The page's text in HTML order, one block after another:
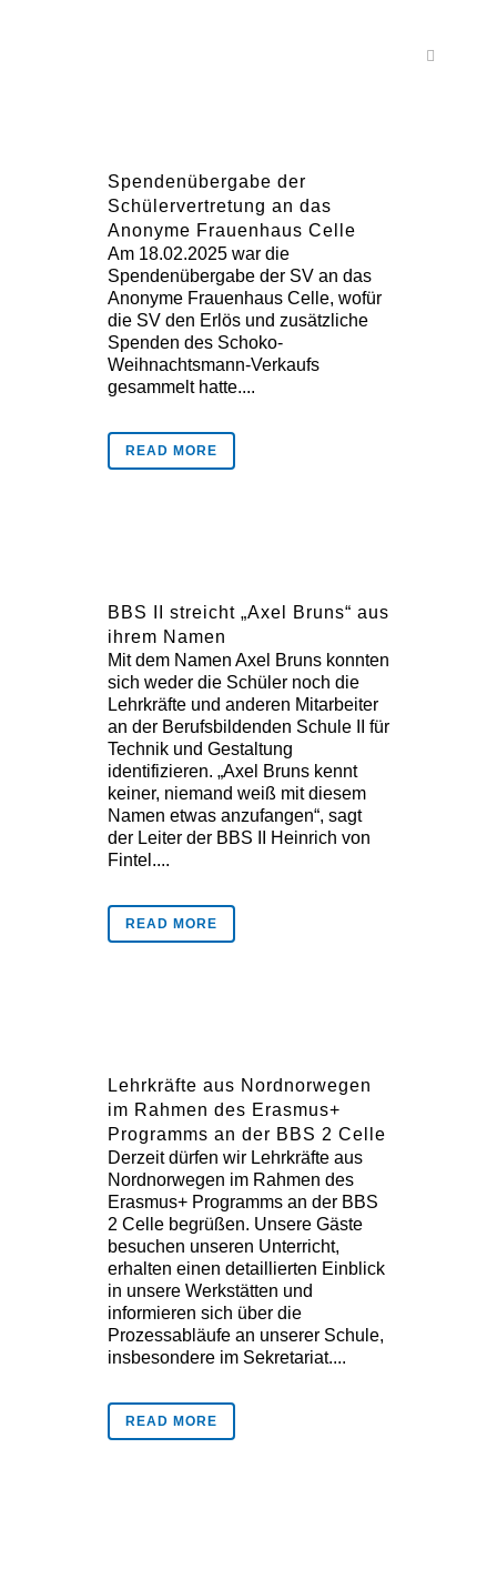
Spendenübergabe der
Schülervertretung an das
Anonyme Frauenhaus Celle
Am 18.02.2025 war die
Spendenübergabe der SV an das
Anonyme Frauenhaus Celle, wofür
die SV den Erlös und zusätzliche
Spenden des Schoko-
Weihnachtsmann-Verkaufs
gesammelt hatte....
READ MORE
BBS II streicht „Axel Bruns“ aus
ihrem Namen
Mit dem Namen Axel Bruns konnten
sich weder die Schüler noch die
Lehrkräfte und anderen Mitarbeiter
an der Berufsbildenden Schule II für
Technik und Gestaltung
identifizieren. „Axel Bruns kennt
keiner, niemand weiß mit diesem
Namen etwas anzufangen“, sagt
der Leiter der BBS II Heinrich von
Fintel....
READ MORE
Lehrkräfte aus Nordnorwegen
im Rahmen des Erasmus+
Programms an der BBS 2 Celle
Derzeit dürfen wir Lehrkräfte aus
Nordnorwegen im Rahmen des
Erasmus+ Programms an der BBS
2 Celle begrüßen. Unsere Gäste
besuchen unseren Unterricht,
erhalten einen detaillierten Einblick
in unsere Werkstätten und
informieren sich über die
Prozessabläufe an unserer Schule,
insbesondere im Sekretariat....
READ MORE